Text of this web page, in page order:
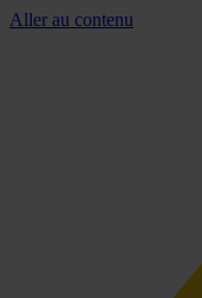
Aller au contenu